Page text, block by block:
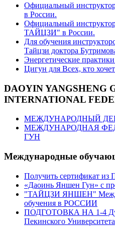
Официальный
в России.
Официальный
ТАЙЦЗИ" в России.
Для обучения
Тайцзи доктора
Энергетические
Цигун для Всех, кто
DAOYIN YANGSHENG
INTERNATIONAL
МЕЖДУНАРОДНЫЙ
МЕЖДУНАРОДНАЯ
ГУН
Международные
Получить сертификат из
«Даоинь Яншен Гун» с
"ТАЙЦЗИ ЯНШЕН"
обучения в РОССИИ
ПОДГОТОВКА НА 1-4
Пекинского Университета